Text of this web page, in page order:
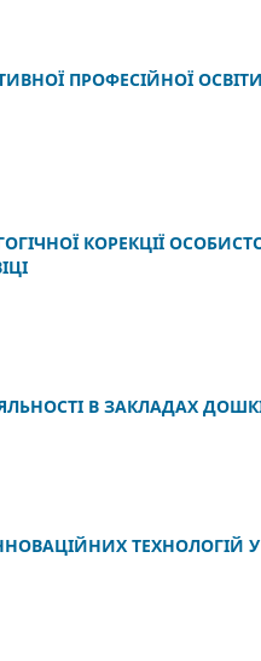
ПРОФЕСІЙНОЇ
КОРЕКЦІЇ
В ЗАКЛАДАХ
ТЕХНОЛОГІЙ